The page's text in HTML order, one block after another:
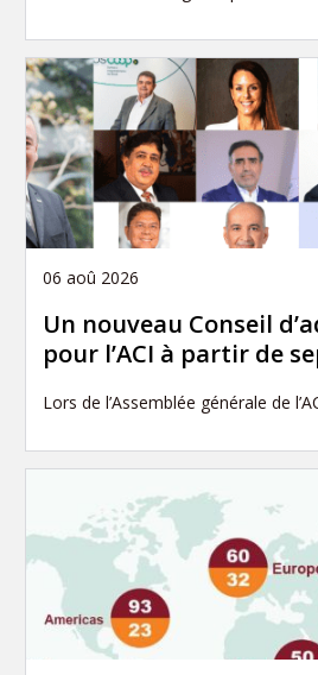
06 aoû 2026
Un nouveau Conseil
pour l’ACI à partir de
Lors de l’Assemblée générale de